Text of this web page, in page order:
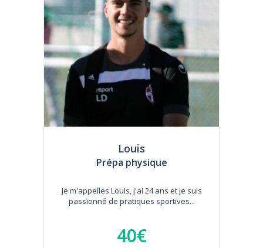
Louis
Prépa physique
Je m'appelles Louis, j'ai 24 ans et je suis
passionné de pratiques sportives...
40€